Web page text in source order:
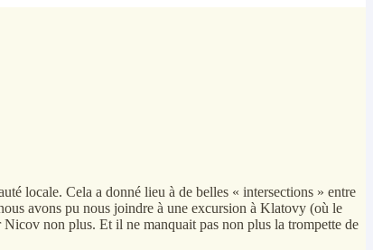
locale. Cela a donné lieu à de belles « intersections » entre
avons pu nous joindre à une excursion à Klatovy (où le
non plus. Et il ne manquait pas non plus la trompette de